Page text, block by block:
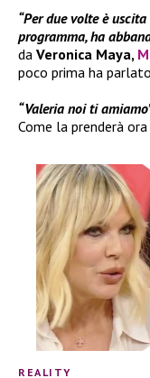
“Per due volte è
programma, ha
da Veronica Maya,
poco prima ha
“Valeria noi ti
Come la prenderà
REALITY